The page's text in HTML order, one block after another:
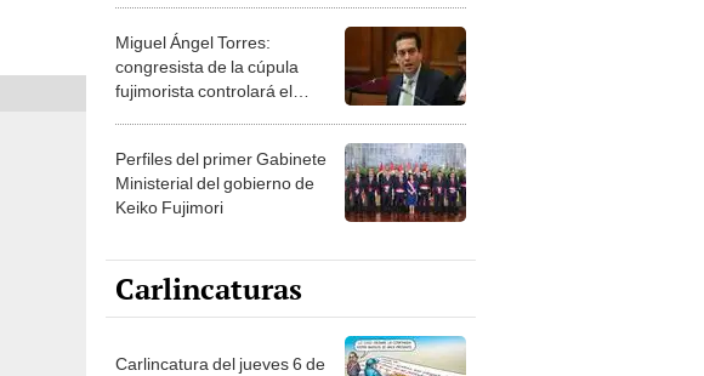
Miguel Ángel Torres:
congresista de la cúpula
fujimorista controlará el
Perfiles del primer Gabinete
Ministerial del gobierno de
Keiko Fujimori
Carlincaturas
Carlincatura del jueves 6 de